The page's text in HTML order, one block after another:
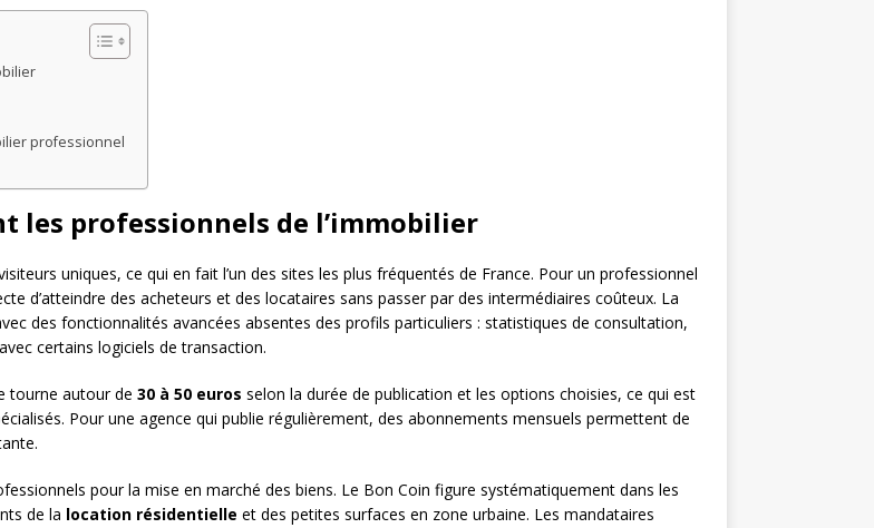
professionnel
les professionnels de l’immobilier
uniques, ce qui en fait l’un des sites les plus fréquentés de France. Pour un professionnel
d’atteindre des acheteurs et des locataires sans passer par des intermédiaires coûteux. La
des fonctionnalités avancées absentes des profils particuliers : statistiques de consultation,
certains logiciels de transaction.
tourne autour de 30 à 50 euros selon la durée de publication et les options choisies, ce qui est
Pour une agence qui publie régulièrement, des abonnements mensuels permettent de
pour la mise en marché des biens. Le Bon Coin figure systématiquement dans les
de la location résidentielle et des petites surfaces en zone urbaine. Les mandataires